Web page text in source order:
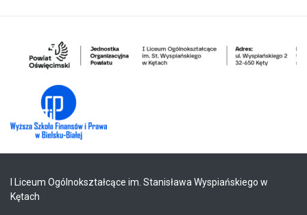
I Liceum Ogólnokształcące im. Stanisława Wyspiańskiego w
Kętach